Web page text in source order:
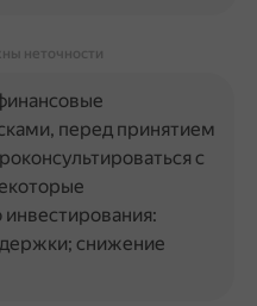
неточности
перед принятием
с
снижение